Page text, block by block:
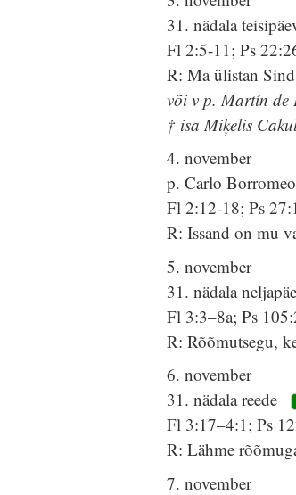
31. nädala
Fl 2:5-11; Ps
R: Ma ülistan
või v p. Martín de
† isa Miķelis
4. november
p. Carlo
Fl 2:12-18; Ps
R: Issand on mu
5. november
31. nädala
Fl 3:3–8a; Ps
R: Rõõmutsegu,
6. november
31. nädala reede
Fl 3:17–4:1; Ps
R: Lähme
7. november